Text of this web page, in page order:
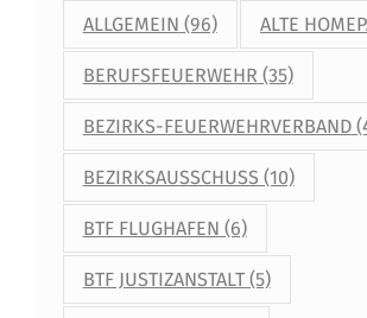
ALLGEMEIN (96) ALTE
BERUFSFEUERWEHR (35)
BEZIRKS-FEUERWEHRVERBAND
BEZIRKSAUSSCHUSS (10)
BTF FLUGHAFEN (6)
BTF JUSTIZANSTALT(5)